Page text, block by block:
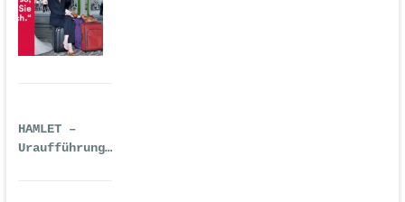
2016
HAMLET –
Uraufführung